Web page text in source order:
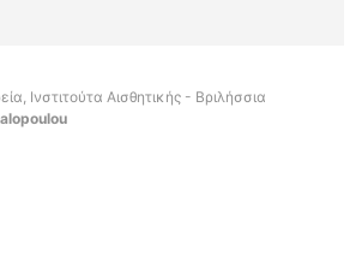
Ινστιτούτα Αισθητικής - Βριλήσσια